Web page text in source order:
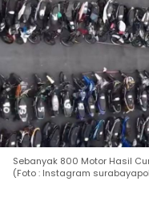
Sebanyak 800 Motor Hasil
(Foto : Instagram